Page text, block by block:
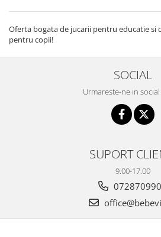
Oferta bogata de jucarii pentru educatie si
pentru copii!
SOCIAL
Urmareste-ne in
SUPORT
9.00-17.00